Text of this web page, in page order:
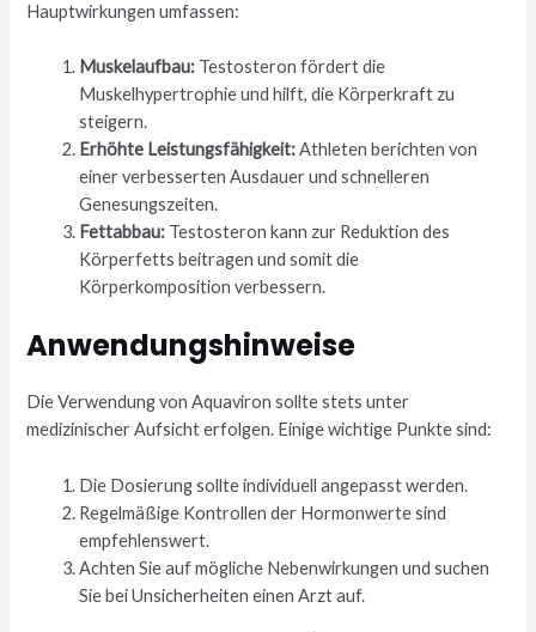
Hauptwirkungen umfassen:
Muskelaufbau: Testosteron fördert die
Muskelhypertrophie und hilft, die Körperkraft zu
steigern.
Erhöhte Leistungsfähigkeit:Athleten berichten von
einer verbesserten Ausdauer und schnelleren
Genesungszeiten.
Fettabbau: Testosteron kann zur Reduktion des
Körperfetts beitragen und somit die
Körperkomposition verbessern.
Anwendungshinweise
Die Verwendung von Aquaviron sollte stets unter
medizinischer Aufsicht erfolgen. Einige wichtige Punkte sind:
Die Dosierung sollte individuell angepasst werden.
Regelmäßige Kontrollen der Hormonwerte sind
empfehlenswert.
Achten Sie auf mögliche Nebenwirkungen und suchen
Sie bei Unsicherheiten einen Arzt auf.